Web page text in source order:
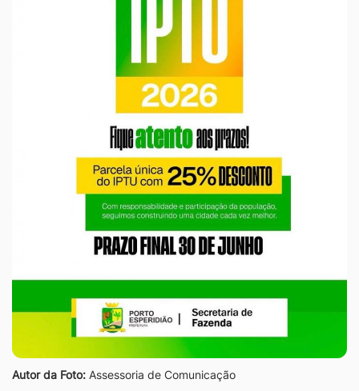
Autor da Foto: Assessoria de Comunicação